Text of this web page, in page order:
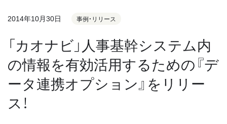
2014年10月30日 事例・リリース
「カオナビ」人事基幹システム内
の情報を有効活用するための『デ
ータ連携オプション』をリリー
ス！